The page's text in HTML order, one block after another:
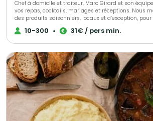
Chef à domicile et traiteur, Marc Girard et son
vos repas, cocktails, mariages et réceptions. Nous
des produits saisonniers, locaux et d’exception,
gourmandes et raffinées qui raviront vos convives.
cuisine responsable, nous soutenons la
l’environnement.
10-300 • 31€ / pers min.